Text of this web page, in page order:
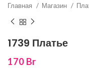
Главная Магазин
1739 Платье
170 Br